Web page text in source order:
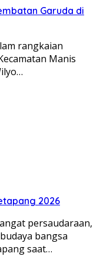
Garuda di
rangkaian
Manis
2026
persaudaraan,
bangsa
saat…